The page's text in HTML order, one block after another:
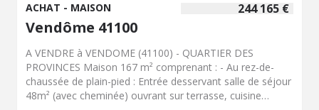
244 165 €
ACHAT - MAISON
Vendôme 41100
A VENDRE à VENDOME (41100) - QUARTIER DES
PROVINCES Maison 167 m² comprenant : - Au rez-de-
chaussée de plain-pied : Entrée desservant salle de séjour
48m² (avec cheminée) ouvrant sur terrasse, cuisine